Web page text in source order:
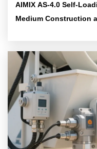
AIMIX AS-4.0 Self-
Medium Construction